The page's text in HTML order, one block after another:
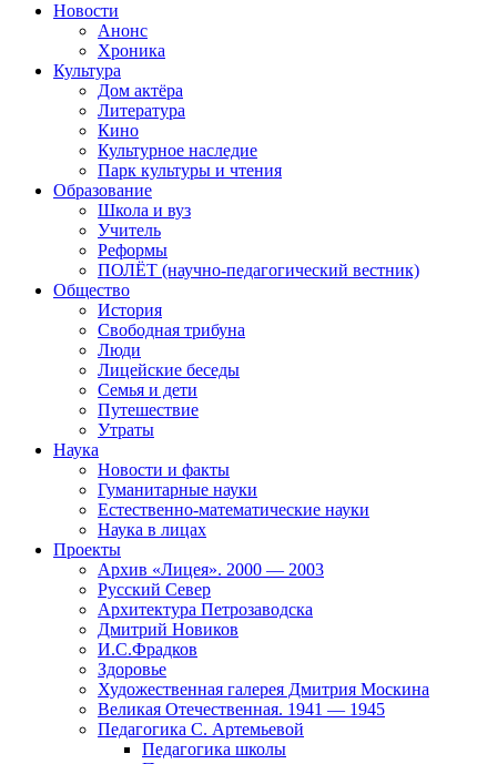
Новости
Анонс
Хроника
Культура
Дом актёра
Литература
Кино
Культурное наследие
Парк культуры и чтения
Образование
Школа и вуз
Учитель
Реформы
ПОЛЁТ (научно-педагогический вестник)
Общество
История
Свободная трибуна
Люди
Лицейские беседы
Семья и дети
Путешествие
Утраты
Наука
Новости и факты
Гуманитарные науки
Естественно-математические науки
Наука в лицах
Проекты
Архив «Лицея». 2000 — 2003
Русский Север
Архитектура Петрозаводска
Дмитрий Новиков
И.С.Фрадков
Здоровье
Художественная галерея Дмитрия Москина
Великая Отечественная. 1941 — 1945
Педагогика С. Артемьевой
Педагогика школы